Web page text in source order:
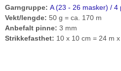
Garngruppe: A (23 - 26 masker) / 4
Vekt/lengde: 50 g = ca. 170 m
Anbefalt pinne: 3 mm
Strikkefasthet: 10 x 10 cm = 24 m